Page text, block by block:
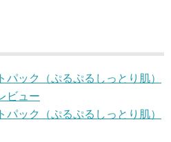
パック（ぷるぷるしっとり肌）
ビュー
パック（ぷるぷるしっとり肌）